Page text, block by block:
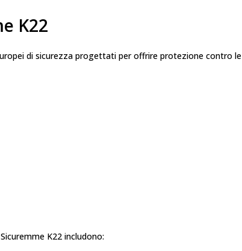
K22
di sicurezza progettati per offrire protezione contro le
K22 includono: